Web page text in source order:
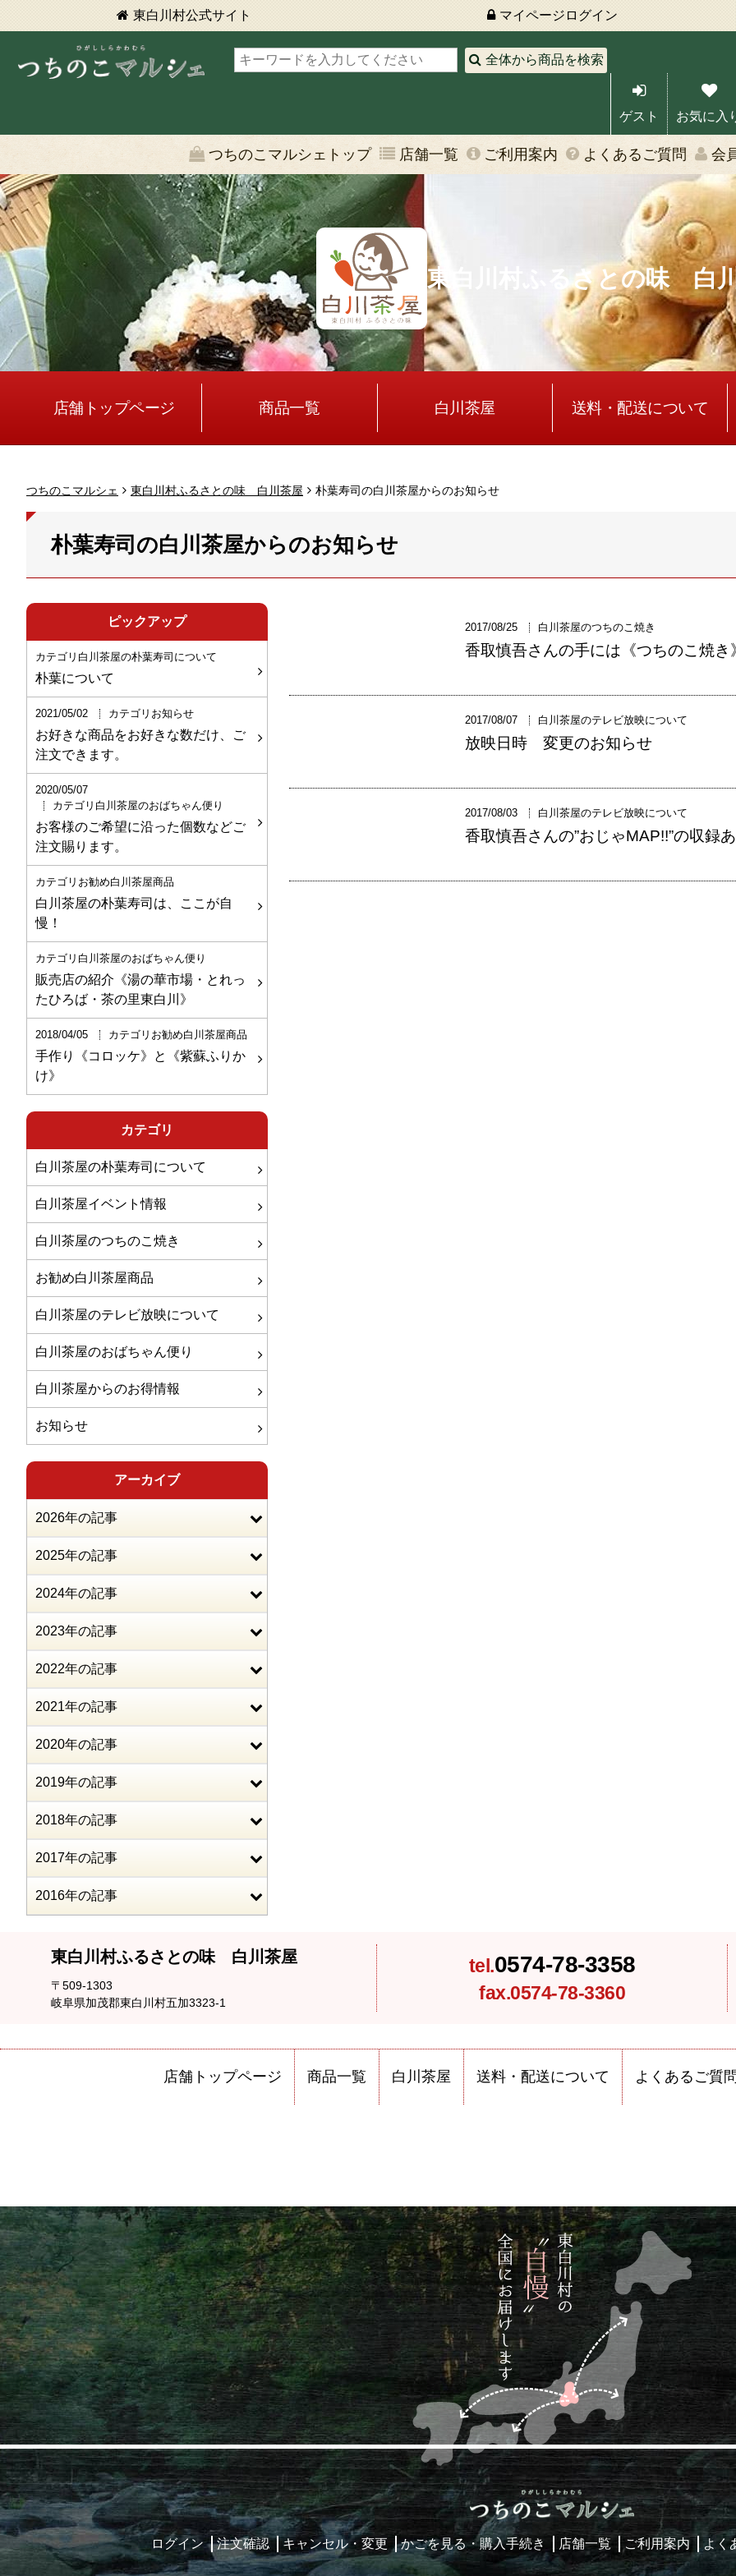
東白川村公式サイト マイページ ログイン
全体から商品を検索
ゲスト お気に入
つちのこマルシェトップ 店舗一覧 ご利用案内 よくあるご質問 会
東白川村ふるさとの味 白
店舗トップページ 商品一覧 白川茶屋 送料・配送について
つちのこマルシェ 東白川村ふるさとの味 白川茶屋 朴葉寿司の白川茶屋からのお知らせ
朴葉寿司の白川茶屋からのお知らせ
2017/08/25 白川茶屋のつちのこ焼き
香取慎吾さんの手には《つちのこ焼き
2017/08/07 白川茶屋のテレビ放映について
放映日時 変更のお知らせ
2017/08/03 白川茶屋のテレビ放映について
香取慎吾さんの”おじゃMAP!!”の収録
ピックアップ
カテゴリ白川茶屋の朴葉寿司について
朴葉について
2021/05/02 カテゴリお知らせ
お好きな商品をお好きな数だけ、ご
注文できます。
2020/05/07
カテゴリ白川茶屋のおばちゃん便り
お客様のご希望に沿った個数などご
注文賜ります。
カテゴリお勧め白川茶屋商品
白川茶屋の朴葉寿司は、ここが自
慢！
カテゴリ白川茶屋のおばちゃん便り
販売店の紹介《湯の華市場・とれっ
たひろば・茶の里東白川》
2018/04/05 カテゴリお勧め白川茶屋商品
手作り《コロッケ》と《紫蘇ふりか
け》
カテゴリ
白川茶屋の朴葉寿司について
白川茶屋イベント情報
白川茶屋のつちのこ焼き
お勧め白川茶屋商品
白川茶屋のテレビ放映について
白川茶屋のおばちゃん便り
白川茶屋からのお得情報
お知らせ
アーカイブ
2026年の記事
2025年の記事
2024年の記事
2023年の記事
2022年の記事
2021年の記事
2020年の記事
2019年の記事
2018年の記事
2017年の記事
2016年の記事
東白川村ふるさとの味 白川茶屋
〒509-1303
岐阜県加茂郡東白川村五加3323-1
tel.0574-78-3358
fax.0574-78-3360
店舗トップページ 商品一覧 白川茶屋 送料・配送について よくあるご質問
ログイン 注文確認 キャンセル・変更 かごを見る・購入手続き 店舗一覧 ご利用案内 よく